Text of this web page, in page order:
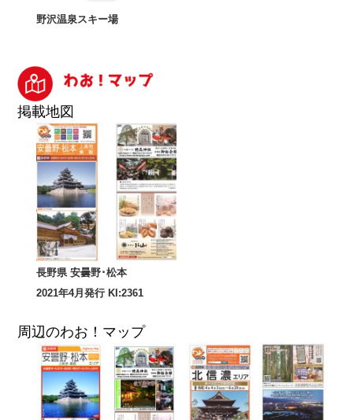
野沢温泉スキー場
掲載地図
長野県 安曇野･松本
2021年4月発行 KI:2361
周辺のわお！マップ